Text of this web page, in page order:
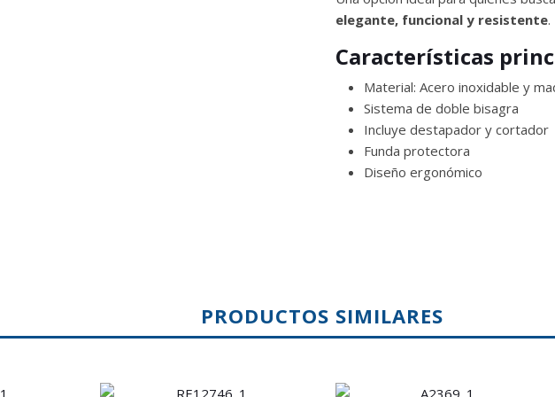
elegante, funcional y resistente.
Características
Material: Acero inoxidable y
Sistema de doble bisagra
Incluye destapador y cortador
Funda protectora
Diseño ergonómico
PRODUCTOS SIMILARES